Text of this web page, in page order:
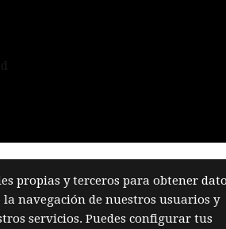
propias y terceros para obtener
la navegación de nuestros usuarios y
servicios. Puedes configurar tus